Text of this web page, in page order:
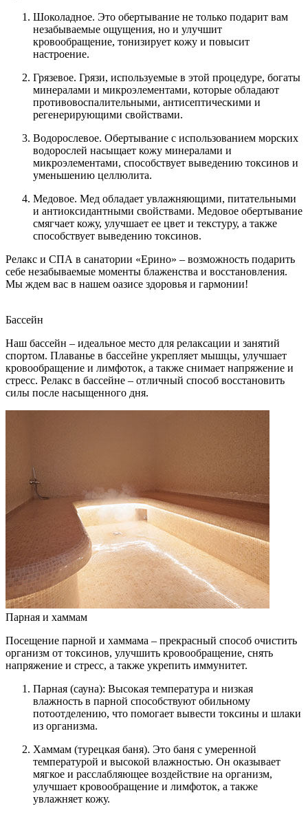
Шоколадное. Это обертывание не только подарит вам
незабываемые ощущения, но и улучшит
кровообращение, тонизирует кожу и повысит
настроение.
Грязевое. Грязи, используемые в этой процедуре, богаты
минералами и микроэлементами, которые обладают
противовоспалительными, антисептическими и
регенерирующими свойствами.
Водорослевое. Обертывание с использованием морских
водорослей насыщает кожу минералами и
микроэлементами, способствует выведению токсинов и
уменьшению целлюлита.
Медовое. Мед обладает увлажняющими, питательными
и антиоксидантными свойствами. Медовое обертывание
смягчает кожу, улучшает ее цвет и текстуру, а также
способствует выведению токсинов.
Релакс и СПА в санатории «Ерино» – возможность подарить
себе незабываемые моменты блаженства и восстановления.
Мы ждем вас в нашем оазисе здоровья и гармонии!
Бассейн
Наш бассейн – идеальное место для релаксации и занятий
спортом. Плаванье в бассейне укрепляет мышцы, улучшает
кровообращение и лимфоток, а также снимает напряжение и
стресс. Релакс в бассейне – отличный способ восстановить
силы после насыщенного дня.
Парная и хаммам
Посещение парной и хаммама – прекрасный способ очистить
организм от токсинов, улучшить кровообращение, снять
напряжение и стресс, а также укрепить иммунитет.
Парная (сауна): Высокая температура и низкая
влажность в парной способствуют обильному
потоотделению, что помогает вывести токсины и шлаки
из организма.
Хаммам (турецкая баня). Это баня с умеренной
температурой и высокой влажностью. Он оказывает
мягкое и расслабляющее воздействие на организм,
улучшает кровообращение и лимфоток, а также
увлажняет кожу.